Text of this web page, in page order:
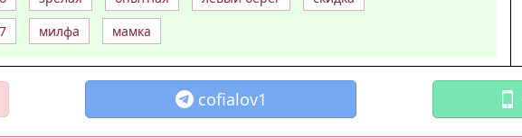
милфа мамка
cofialov1